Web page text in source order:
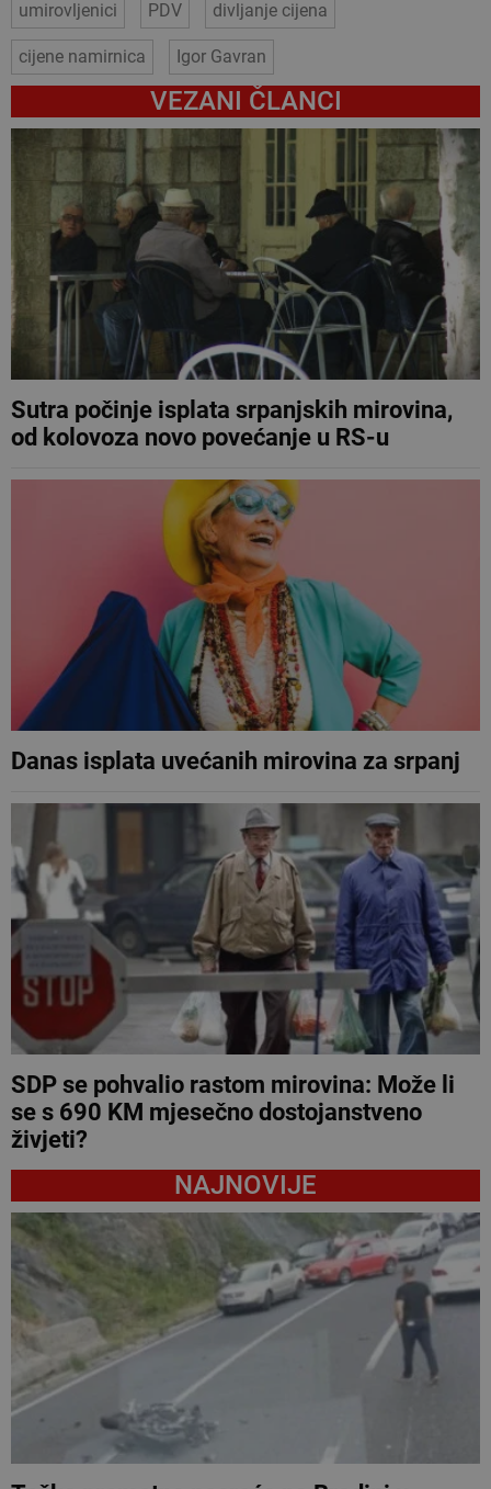
umirovljenici PDV divljanje cijena
cijene namirnica Igor Gavran
VEZANI ČLANCI
Sutra počinje isplata srpanjskih mirovina,
od kolovoza novo povećanje u RS-u
Danas isplata uvećanih mirovina za srpanj
SDP se pohvalio rastom mirovina: Može li
se s 690 KM mjesečno dostojanstveno
živjeti?
NAJNOVIJE